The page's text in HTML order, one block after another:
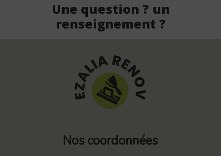
Une question ? un
renseignement ?
Nos coordonnées